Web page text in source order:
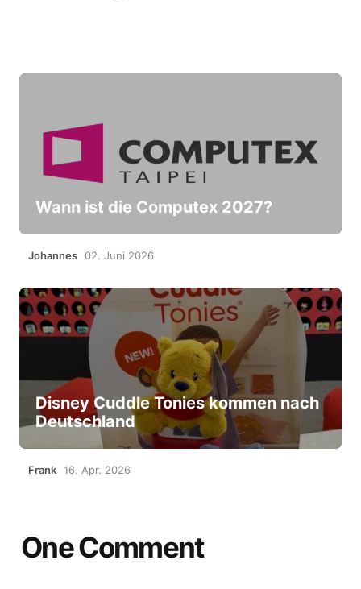
Wann ist die Computex 2027?
Johannes 02. Juni 2026
Disney Cuddle Tonies kommen nach
Deutschland
Frank 16. Apr. 2026
One Comment